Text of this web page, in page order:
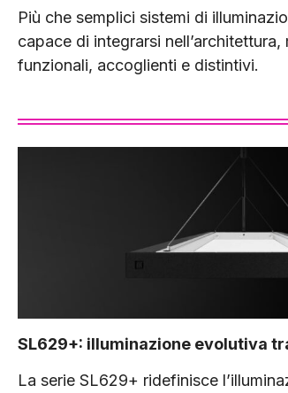
Più che semplici sistemi di
capace di integrarsi
funzionali, accoglienti e distintivi.
SL629+: illuminazione evolutiva
La serie SL629+ ridefinisce